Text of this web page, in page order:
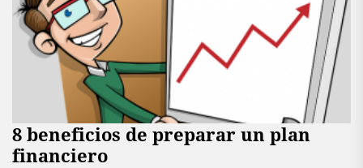
8 beneficios de preparar un plan
financiero